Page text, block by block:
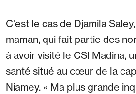
C'est le cas de Djamila
maman, qui fait partie des
à avoir visité le CSI Madina,
santé situé au cœur de la
Niamey. « Ma plus grande